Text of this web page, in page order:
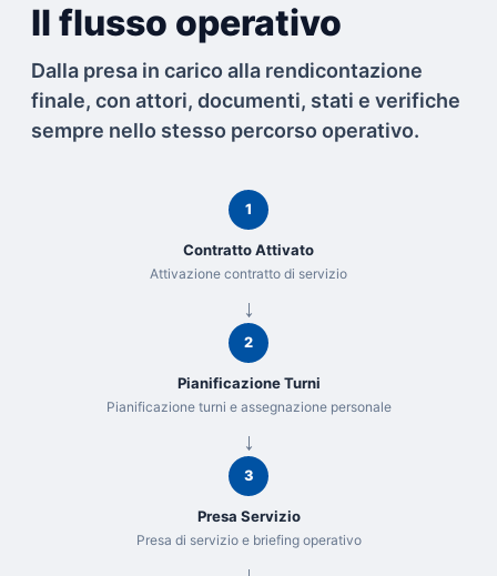
Il flusso operativo
Dalla presa in carico alla rendicontazione
finale, con attori, documenti, stati e verifiche
sempre nello stesso percorso operativo.
1
Contratto Attivato
Attivazione contratto di servizio
2
Pianificazione Turni
Pianificazione turni e assegnazione personale
3
Presa Servizio
Presa di servizio e briefing operativo